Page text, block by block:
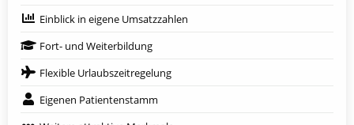
Einblick in eigene Umsatzzahlen
Fort- und Weiterbildung
Flexible Urlaubszeitregelung
Eigenen Patientenstamm